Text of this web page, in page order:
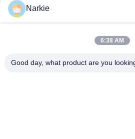
Οδός Yingbin αριθ. 100, ζώνη
Narkie
6:38 AM
Good day, what product are you